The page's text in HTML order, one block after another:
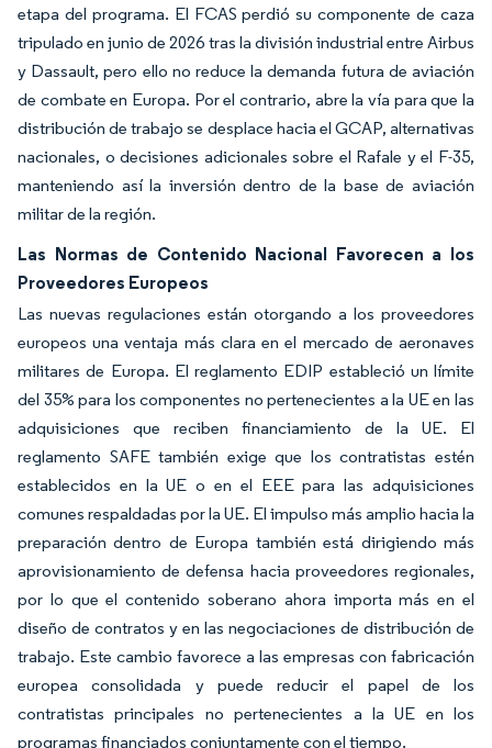
etapa del programa. El FCAS perdió su componente de caza
tripulado en junio de 2026 tras la división industrial entre Airbus
y Dassault, pero ello no reduce la demanda futura de aviación
de combate en Europa. Por el contrario, abre la vía para que la
distribución de trabajo se desplace hacia el GCAP, alternativas
nacionales, o decisiones adicionales sobre el Rafale y el F-35,
manteniendo así la inversión dentro de la base de aviación
militar de la región.
Las Normas de Contenido Nacional Favorecen a los
Proveedores Europeos
Las nuevas regulaciones están otorgando a los proveedores
europeos una ventaja más clara en el mercado de aeronaves
militares de Europa. El reglamento EDIP estableció un límite
del 35% para los componentes no pertenecientes a la UE en las
adquisiciones que reciben financiamiento de la UE. El
reglamento SAFE también exige que los contratistas estén
establecidos en la UE o en el EEE para las adquisiciones
comunes respaldadas por la UE. El impulso más amplio hacia la
preparación dentro de Europa también está dirigiendo más
aprovisionamiento de defensa hacia proveedores regionales,
por lo que el contenido soberano ahora importa más en el
diseño de contratos y en las negociaciones de distribución de
trabajo. Este cambio favorece a las empresas con fabricación
europea consolidada y puede reducir el papel de los
contratistas principales no pertenecientes a la UE en los
programas financiados conjuntamente con el tiempo.